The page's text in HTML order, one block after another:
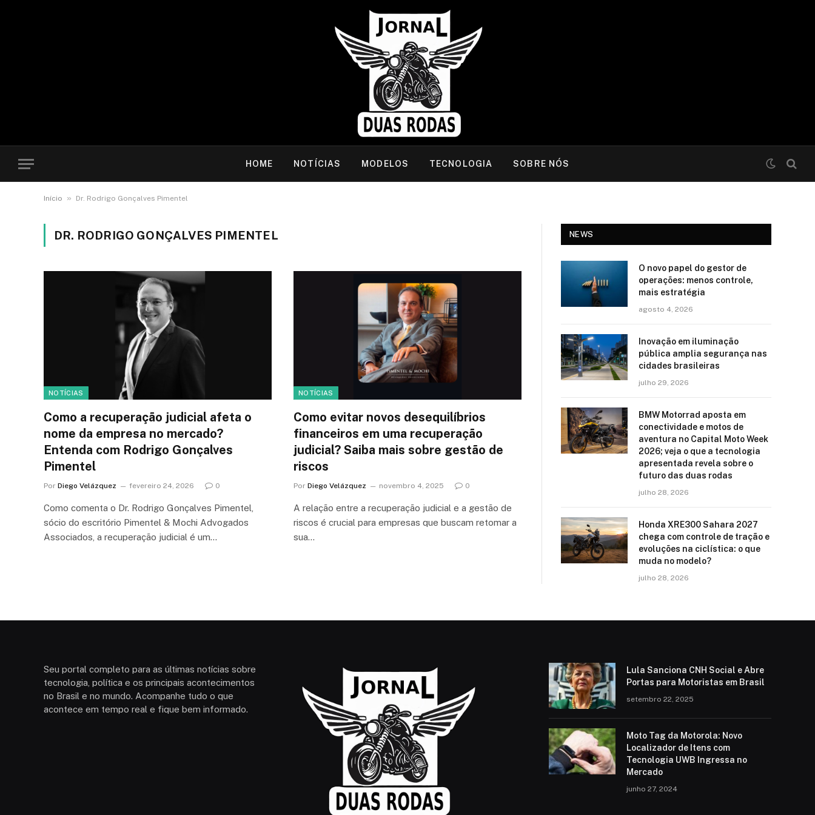
HOME NOTÍCIAS MODELOS TECNOLOGIA SOBRE NÓS
Início » Dr. Rodrigo Gonçalves Pimentel
DR. RODRIGO GONÇALVES PIMENTEL
NOTÍCIAS
Como a recuperação judicial afeta o
nome da empresa no mercado?
Entenda com Rodrigo Gonçalves
Pimentel
Por Diego Velázquez fevereiro 24, 2026 0
Como comenta o Dr. Rodrigo Gonçalves Pimentel,
sócio do escritório Pimentel & Mochi Advogados
Associados, a recuperação judicial é um…
NOTÍCIAS
Como evitar novos desequilíbrios
financeiros em uma recuperação
judicial? Saiba mais sobre gestão de
riscos
Por Diego Velázquez novembro 4, 2025 0
A relação entre a recuperação judicial e a gestão de
riscos é crucial para empresas que buscam retomar a
sua…
NEWS
O novo papel do gestor de
operações: menos controle,
mais estratégia
agosto 4, 2026
Inovação em iluminação
pública amplia segurança nas
cidades brasileiras
julho 29, 2026
BMW Motorrad aposta em
conectividade e motos de
aventura no Capital Moto Week
2026; veja o que a tecnologia
apresentada revela sobre o
futuro das duas rodas
julho 28, 2026
Honda XRE300 Sahara 2027
chega com controle de tração e
evoluções na ciclística: o que
muda no modelo?
julho 28, 2026
Seu portal completo para as últimas notícias sobre
tecnologia, política e os principais acontecimentos
no Brasil e no mundo. Acompanhe tudo o que
acontece em tempo real e fique bem informado.
Lula Sanciona CNH Social e Abre
Portas para Motoristas em Brasil
setembro 22, 2025
Moto Tag da Motorola: Novo
Localizador de Itens com
Tecnologia UWB Ingressa no
Mercado
junho 27, 2024